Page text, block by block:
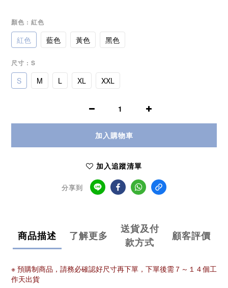
顏色 : 紅色
紅色 藍色 黃色 黑色
尺寸 : S
S M L XL XXL
加入購物車
加入追蹤清單
分享到
商品描述 了解更多
送貨及付
款方式
顧客評價
※ 預購制商品，請務必確認好尺寸再下單，下單後需７～１４個工
作天出貨